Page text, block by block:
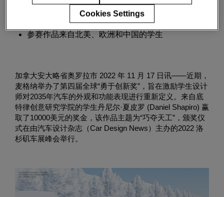
来自北美创意研究学院的入围选手丹尼尔·夏皮罗
(Daniel Shapiro) 夺冠
参赛作品来自北美、欧洲和中国的学生
加拿大安大略省奥罗拉市 2022 年 11 月 17 日讯——近期，
麦格纳举办了第四届全球“勇于创新奖”，旨在激励学生设计
师对2035年汽车的外观和功能表现进行重新定义。来自底
特律创意研究学院的学生丹尼尔·夏皮罗 (Daniel Shapiro) 赢
取了10000美元的奖金，该作品主题为“巧夺天工”，颁奖仪
式在由汽车设计杂志（Car Design News）主办的2022 洛
杉矶车展峰会举行。
Cookies Settings